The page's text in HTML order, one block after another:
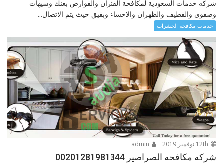
شركه خدمات السعودية لمكافحة الفئران والقوارض بعنك وسيهات
وصفوى والقطيف والظهران والاحساء وبقيق حيث يتم الاتصال...
خدمات مكافحة الحشرات
شركه مكافحه الصراصير 00201281981344